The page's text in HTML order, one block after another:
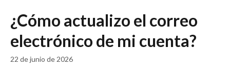
¿Cómo actualizo el correo
electrónico de mi cuenta?
22 de junio de 2026